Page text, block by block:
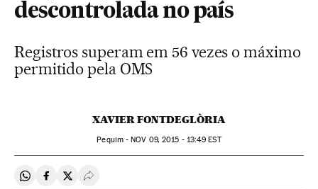
descontrolada no país
Registros superam em 56 vezes o máximo
permitido pela OMS
XAVIER FONTDEGLÒRIA
Pequim -NOV 09, 2015 - 13:49 EST
Compartir en Whatsapp
Compartir en Facebook
Compartir en Twitter
Desplegar Redes Sociales